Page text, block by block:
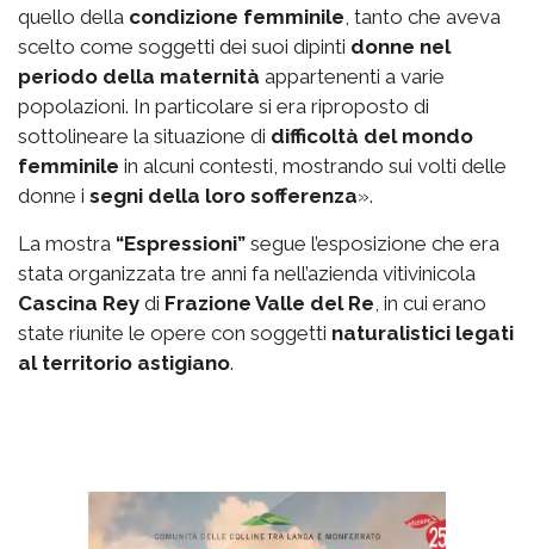
quello della condizione femminile , tanto che aveva
scelto come soggetti dei suoi dipinti donne nel
periodo della maternità appartenenti a varie
popolazioni. In particolare si era riproposto di
sottolineare la situazione di difficoltà del mondo
femminile in alcuni contesti, mostrando sui volti delle
donne i segni della loro sofferenza».
La mostra “Espressioni” segue l’esposizione che era
stata organizzata tre anni fa nell’azienda vitivinicola
Cascina Rey di Frazione Valle del Re , in cui erano
state riunite le opere con soggetti naturalistici legati
al territorio astigiano.